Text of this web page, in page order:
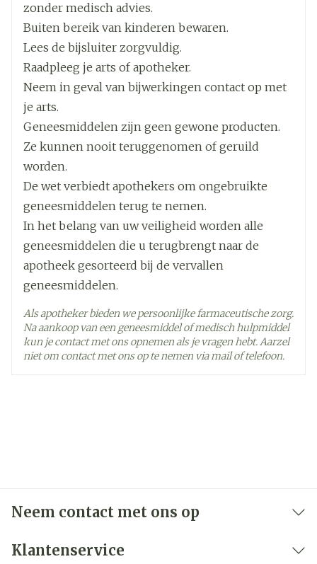
aanpassen.  Als u een nierziekte hebt. Licht uw
arts in voor u Orlistat Sandoz inneemt, als u
problemen hebt met uw nieren. Het gebruik van
orlistat kan gepaard gaan met nierstenen bij
patiënten met een chronische nierziekte.
Kinderen en jongeren tot 18 jaar Dit
geneesmiddel is niet bedoeld voor gebruik bij
kinderen en adolescenten jonger dan 18 jaar.
overige informatie.
U hebt cholestase (toestand waarbij de galstroom
uit de lever geblokkeerd is)
U hebt problemen met het absorberen van
voedsel (chronisch malabsorptiesyndroom)
gediagnosticeerd door een arts.
Lengte 103 mm
Diepte 93 mm
Hoeveelheid
Verpakking
84
Actieve
Ingrediënten
Behoud
Kamertemperatuur (15°C -
25°C)
zonder medisch advies.
Buiten bereik van kinderen bewaren.
Lees de bijsluiter zorgvuldig.
Raadpleeg je arts of apotheker.
Neem in geval van bijwerkingen contact op met
je arts.
Geneesmiddelen zijn geen gewone producten.
Ze kunnen nooit teruggenomen of geruild
worden.
De wet verbiedt apothekers om ongebruikte
geneesmiddelen terug te nemen.
In het belang van uw veiligheid worden alle
geneesmiddelen die u terugbrengt naar de
apotheek gesorteerd bij de vervallen
geneesmiddelen.
Als apotheker bieden we persoonlijke farmaceutische zorg.
Na aankoop van een geneesmiddel of medisch hulpmiddel
kun je contact met ons opnemen als je vragen hebt. Aarzel
niet om contact met ons op te nemen via mail of telefoon.
Neem contact met ons op
Klantenservice